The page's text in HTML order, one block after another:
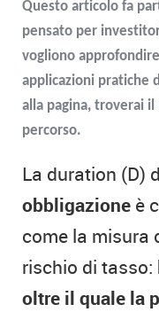
Questo articolo fa
pensato per
vogliono
applicazioni pratiche
alla pagina, troverai il
percorso.
La duration (D)
obbligazione è
come la misura
rischio di tasso:
oltre il quale la